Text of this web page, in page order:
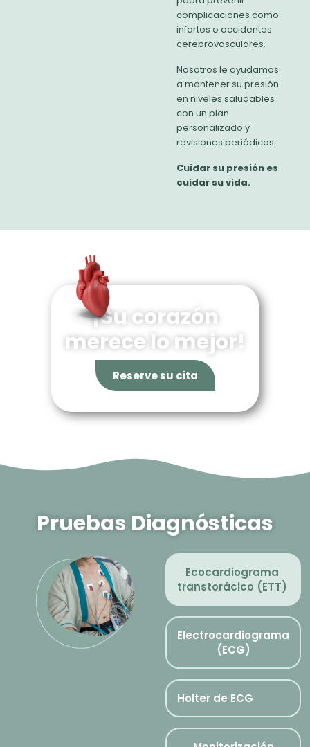
complicaciones como
infartos o accidentes
cerebrovasculares.
Nosotros le ayudamos
a mantener su presión
en niveles saludables
con un plan
personalizado y
revisiones periódicas.
Cuidar su presión es
cuidar su vida.
¡Su corazón
merece lo mejor!
Reserve su cita
Pruebas Diagnósticas
Ecocardiograma
transtorácico (ETT)
Electrocardiograma
(ECG)
Holter de ECG